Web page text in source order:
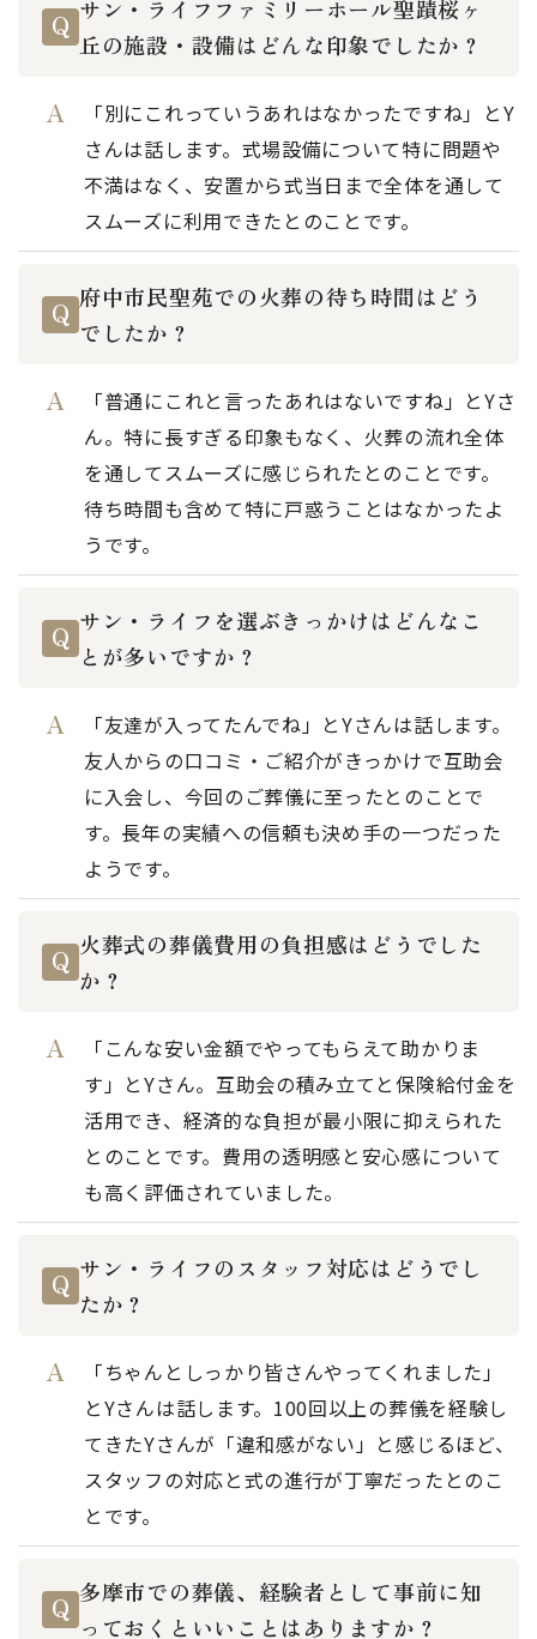
サン・ライフファミリーホール聖蹟桜ヶ
丘の施設・設備はどんな印象でしたか？
「別にこれっていうあれはなかったですね」とY
さんは話します。式場設備について特に問題や
不満はなく、安置から式当日まで全体を通して
スムーズに利用できたとのことです。
府中市民聖苑での火葬の待ち時間はどう
でしたか？
「普通にこれと言ったあれはないですね」とYさ
ん。特に長すぎる印象もなく、火葬の流れ全体
を通してスムーズに感じられたとのことです。
待ち時間も含めて特に戸惑うことはなかったよ
うです。
サン・ライフを選ぶきっかけはどんなこ
とが多いですか？
「友達が入ってたんでね」とYさんは話します。
友人からの口コミ・ご紹介がきっかけで互助会
に入会し、今回のご葬儀に至ったとのことで
す。長年の実績への信頼も決め手の一つだった
ようです。
火葬式の葬儀費用の負担感はどうでした
か？
「こんな安い金額でやってもらえて助かりま
す」とYさん。互助会の積み立てと保険給付金を
活用でき、経済的な負担が最小限に抑えられた
とのことです。費用の透明感と安心感について
も高く評価されていました。
サン・ライフのスタッフ対応はどうでし
たか？
「ちゃんとしっかり皆さんやってくれました」
とYさんは話します。100回以上の葬儀を経験し
てきたYさんが「違和感がない」と感じるほど、
スタッフの対応と式の進行が丁寧だったとのこ
とです。
多摩市での葬儀、経験者として事前に知
っておくといいことはありますか？